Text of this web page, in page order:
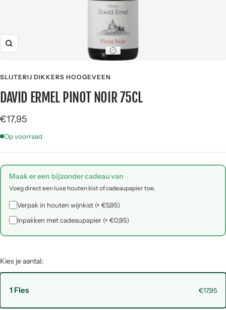
Zoom
SLIJTERIJ DIKKERS HOOGEVEEN
DAVID ERMEL PINOT NOIR 75CL
Sale
price
€17,95
Op voorraad
Maak er een bijzonder cadeau van
Voeg direct een luxe houten kist of cadeaupapier toe.
Verpak in houten wijnkist (+ €5,95)
Inpakken met cadeaupapier (+ €0,95)
Kies je aantal:
1 Fles €17,95